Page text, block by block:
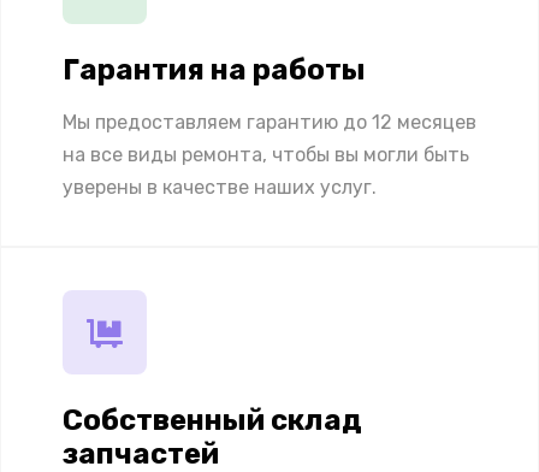
Гарантия на работы
Мы предоставляем гарантию до 12 месяцев
на все виды ремонта, чтобы вы могли быть
уверены в качестве наших услуг.
Собственный склад
запчастей